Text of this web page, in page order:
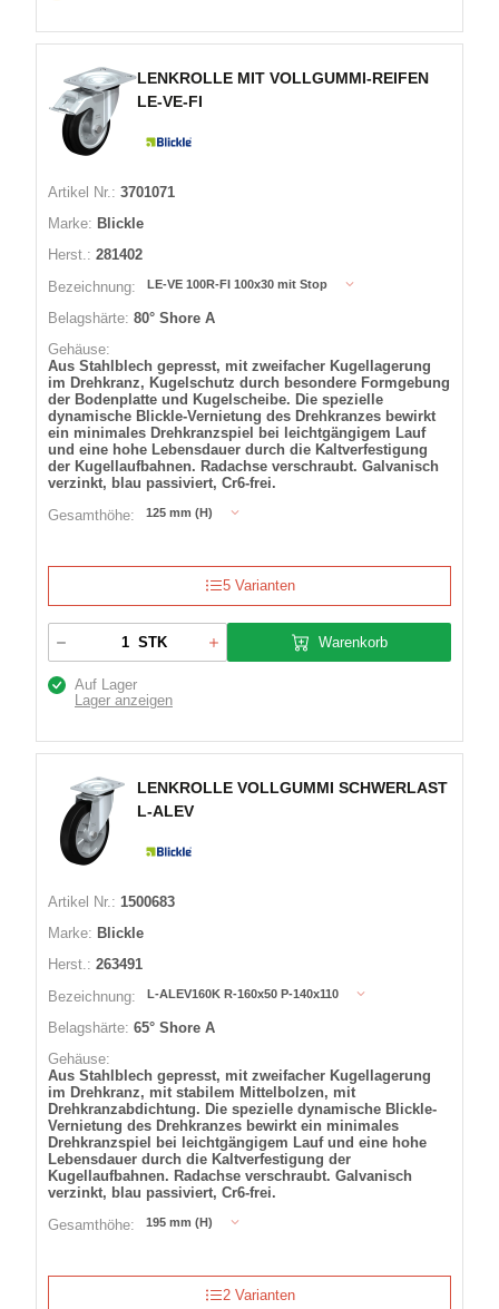
LENKROLLE MIT VOLLGUMMI-REIFEN
LE-VE-FI
Artikel Nr.: 3701071
Marke: Blickle
Herst.: 281402
Bezeichnung:
LE-VE 100R-FI 100x30 mit Stop
Belagshärte: 80° Shore A
Gehäuse:
Aus Stahlblech gepresst, mit zweifacher Kugellagerung
im Drehkranz, Kugelschutz durch besondere Formgebung
der Bodenplatte und Kugelscheibe. Die spezielle
dynamische Blickle-Vernietung des Drehkranzes bewirkt
ein minimales Drehkranzspiel bei leichtgängigem Lauf
und eine hohe Lebensdauer durch die Kaltverfestigung
der Kugellaufbahnen. Radachse verschraubt. Galvanisch
verzinkt, blau passiviert, Cr6-frei.
Gesamthöhe:
125 mm (H)
5 Varianten
STK Warenkorb
Auf Lager
Lager anzeigen
LENKROLLE VOLLGUMMI SCHWERLAST
L-ALEV
Artikel Nr.: 1500683
Marke: Blickle
Herst.: 263491
Bezeichnung:
L-ALEV160K R-160x50 P-140x110
Belagshärte: 65° Shore A
Gehäuse:
Aus Stahlblech gepresst, mit zweifacher Kugellagerung
im Drehkranz, mit stabilem Mittelbolzen, mit
Drehkranzabdichtung. Die spezielle dynamische Blickle-
Vernietung des Drehkranzes bewirkt ein minimales
Drehkranzspiel bei leichtgängigem Lauf und eine hohe
Lebensdauer durch die Kaltverfestigung der
Kugellaufbahnen. Radachse verschraubt. Galvanisch
verzinkt, blau passiviert, Cr6-frei.
Gesamthöhe:
195 mm (H)
2 Varianten